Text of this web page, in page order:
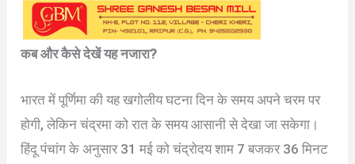
कब और कैसे देखें यह नजारा?
भारत में पूर्णिमा की यह खगोलीय घटना दिन के समय अपने चरम पर
होगी, लेकिन चंद्रमा को रात के समय आसानी से देखा जा सकेगा।
हिंदू पंचांग के अनुसार 31 मई को चंद्रोदय शाम 7 बजकर 36 मिनट